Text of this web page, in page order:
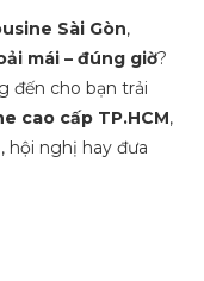
Sài Gòn,
mái – đúng giờ?
đến cho bạn trải
cao cấp TP.HCM,
hội nghị hay đưa